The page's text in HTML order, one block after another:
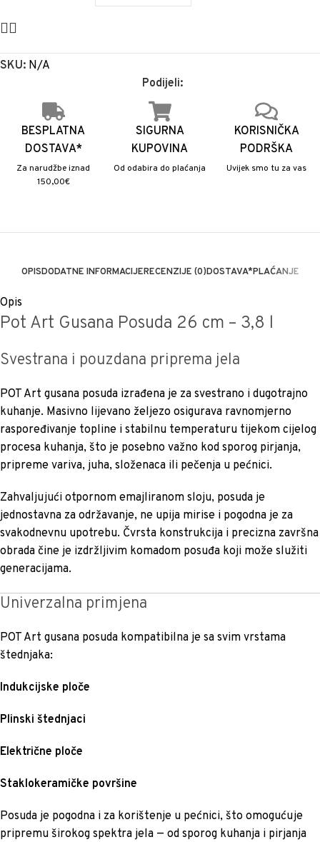
SKU: N/A
Podijeli:
BESPLATNA
DOSTAVA*
Za narudžbe iznad
150,00€
SIGURNA
KUPOVINA
Od odabira do plaćanja
KORISNIČKA
PODRŠKA
Uvijek smo tu za vas
OPISDODATNE INFORMACIJERECENZIJE (0)DOSTAVA*PLAĆANJE
Opis
Pot Art Gusana Posuda 26 cm – 3,8 l
Svestrana i pouzdana priprema jela
POT Art gusana posuda izrađena je za svestrano i dugotrajno
kuhanje. Masivno lijevano željezo osigurava ravnomjerno
raspoređivanje topline i stabilnu temperaturu tijekom cijelog
procesa kuhanja, što je posebno važno kod sporog pirjanja,
pripreme variva, juha, složenaca ili pečenja u pećnici.
Zahvaljujući otpornom emajliranom sloju, posuda je
jednostavna za održavanje, ne upija mirise i pogodna je za
svakodnevnu upotrebu. Čvrsta konstrukcija i precizna završna
obrada čine je izdržljivim komadom posuđa koji može služiti
generacijama.
Univerzalna primjena
POT Art gusana posuda kompatibilna je sa svim vrstama
štednjaka:
Indukcijske ploče
Plinski štednjaci
Električne ploče
Staklokeramičke površine
Posuda je pogodna i za korištenje u pećnici, što omogućuje
pripremu širokog spektra jela — od sporog kuhanja i pirjanja